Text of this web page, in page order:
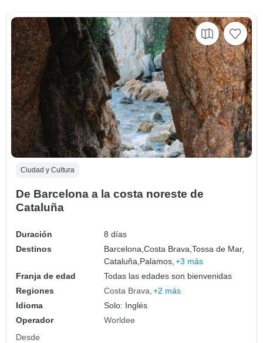
Ciudad y Cultura
De Barcelona a la costa noreste de
Cataluña
Duración
8 días
Destinos
Barcelona,Costa Brava,Tossa de Mar,
Cataluña,Palamos, +3 más
Franja de edad
Todas las edades son bienvenidas
Regiones
Costa Brava +2 más
Idioma
Solo: Inglés
Operador
Worldee
Desde